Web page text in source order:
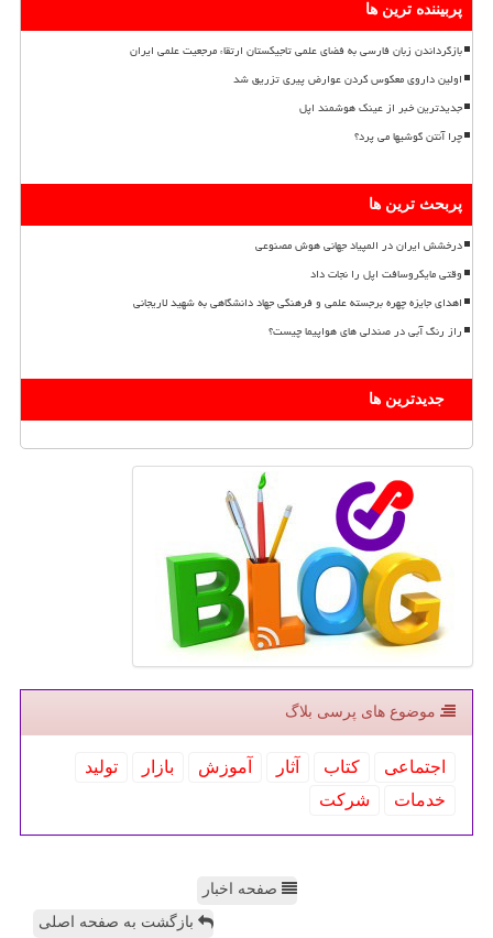
پربیننده ترین ها
بازگرداندن زبان فارسی به فضای علمی تاجیکستان ارتقاء مرجعیت علمی ایران
اولین داروی معکوس کردن عوارض پیری تزریق شد
جدیدترین خبر از عینک هوشمند اپل
چرا آنتن گوشیها می پرد؟
پربحث ترین ها
درخشش ایران در المپیاد جهانی هوش مصنوعی
وقتی مایکروسافت اپل را نجات داد
اهدای جایزه چهره برجسته علمی و فرهنگی جهاد دانشگاهی به شهید لاریجانی
راز رنگ آبی در صندلی های هواپیما چیست؟
جدیدترین ها
موضوع های پرسی بلاگ
اجتماعی كتاب آثار آموزش بازار
تولید
خدمات
شركت
صفحه اخبار
بازگشت به صفحه اصلی